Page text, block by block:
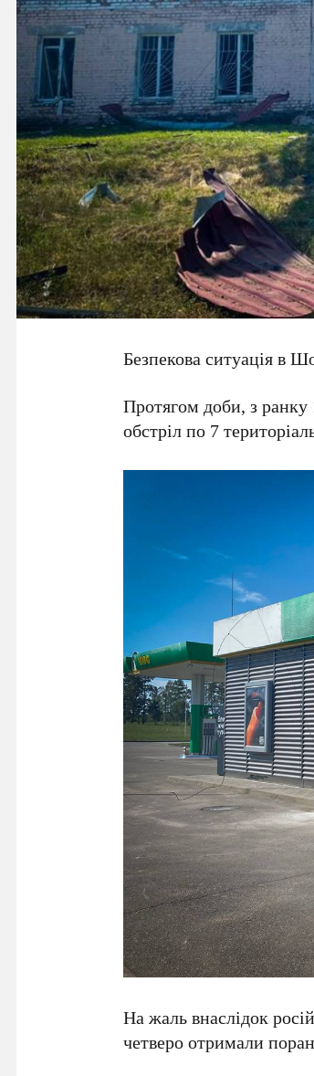
Безпекова ситуація в
Протягом доби, з ранку
обстріл по 7
На жаль внаслідок
четверо отримали